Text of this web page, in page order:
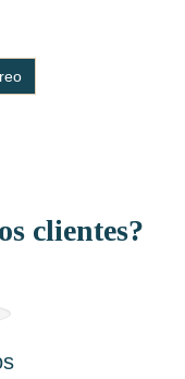
clientes?